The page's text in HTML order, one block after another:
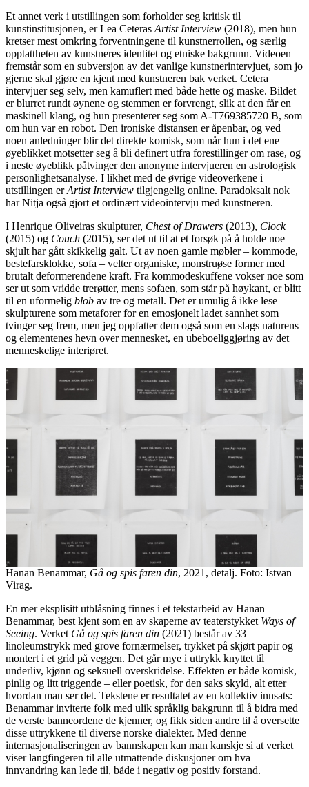
Et annet verk i utstillingen som forholder seg kritisk til
kunstinstitusjonen, er Lea CeterasArtist Interview (2018), men hun
kretser mest omkring forventningene til kunstnerrollen, og særlig
opptattheten av kunstneres identitet og etniske bakgrunn. Videoen
fremstår som en subversjon av det vanlige kunstnerintervjuet, som jo
gjerne skal gjøre en kjent med kunstneren bak verket. Cetera
intervjuer seg selv, men kamuflert med både hette og maske. Bildet
er blurret rundt øynene og stemmen er forvrengt, slik at den får en
maskinell klang, og hun presenterer seg som A-T769385720 B, som
om hun var en robot. Den ironiske distansen er åpenbar, og ved
noen anledninger blir det direkte komisk, som når hun i det ene
øyeblikket motsetter seg å bli definert utfra forestillinger om rase, og
i neste øyeblikk påtvinger den anonyme intervjueren en astrologisk
personlighetsanalyse. I likhet med de øvrige videoverkene i
utstillingen erArtist Interview tilgjengelig online. Paradoksalt nok
har Nitja også gjort et ordinært videointervju med kunstneren.
I Henrique Oliveiras skulpturer, Chest of Drawers (2013), Clock
(2015) og Couch (2015), ser det ut til at et forsøk på å holde noe
skjult har gått skikkelig galt. Ut av noen gamle møbler – kommode,
bestefarsklokke, sofa – velter organiske, monstruøse former med
brutalt deformerendene kraft. Fra kommodeskuffene vokser noe som
ser ut som vridde trerøtter, mens sofaen, som står på høykant, er blitt
til en uformelig blob av tre og metall. Det er umulig å ikke lese
skulpturene som metaforer for en emosjonelt ladet sannhet som
tvinger seg frem, men jeg oppfatter dem også som en slags naturens
og elementenes hevn over mennesket, en ubeboeliggjøring av det
menneskelige interiøret.
Hanan Benammar, Gå og spis faren din, 2021, detalj. Foto: Istvan
Virag.
En mer eksplisitt utblåsning finnes i et tekstarbeid av Hanan
Benammar, best kjent som en av skaperne av teaterstykket Ways of
Seeing. Verket Gå og spis faren din (2021) består av 33
linoleumstrykk med grove fornærmelser, trykket på skjørt papir og
montert i et grid på veggen. Det går mye i uttrykk knyttet til
underliv, kjønn og seksuell overskridelse. Effekten er både komisk,
pinlig og litt triggende – eller poetisk, for den saks skyld, alt etter
hvordan man ser det. Tekstene er resultatet av en kollektiv innsats:
Benammar inviterte folk med ulik språklig bakgrunn til å bidra med
de verste banneordene de kjenner, og fikk siden andre til å oversette
disse uttrykkene til diverse norske dialekter. Med denne
internasjonaliseringen av bannskapen kan man kanskje si at verket
viser langfingeren til alle utmattende diskusjoner om hva
innvandring kan lede til, både i negativ og positiv forstand.